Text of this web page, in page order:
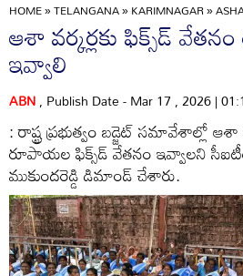
HOME»TELANGANA»KARIMNAGAR»
ఆశా వర్కర్లకు ఫిక్స్‌డ్‌
ఇవ్వాలి
ABN, Publish Date - Mar 17 , 2026 |
: రాష్ట్ర ప్రభుత్వం బడ్జెట్‌ సమావేశాల్లో ఆశా
రూపాయల ఫిక్స్‌డ్‌ వేతనం ఇవ్వాలని
ముకుందరెడ్డి డిమాండ్‌ చేశారు.